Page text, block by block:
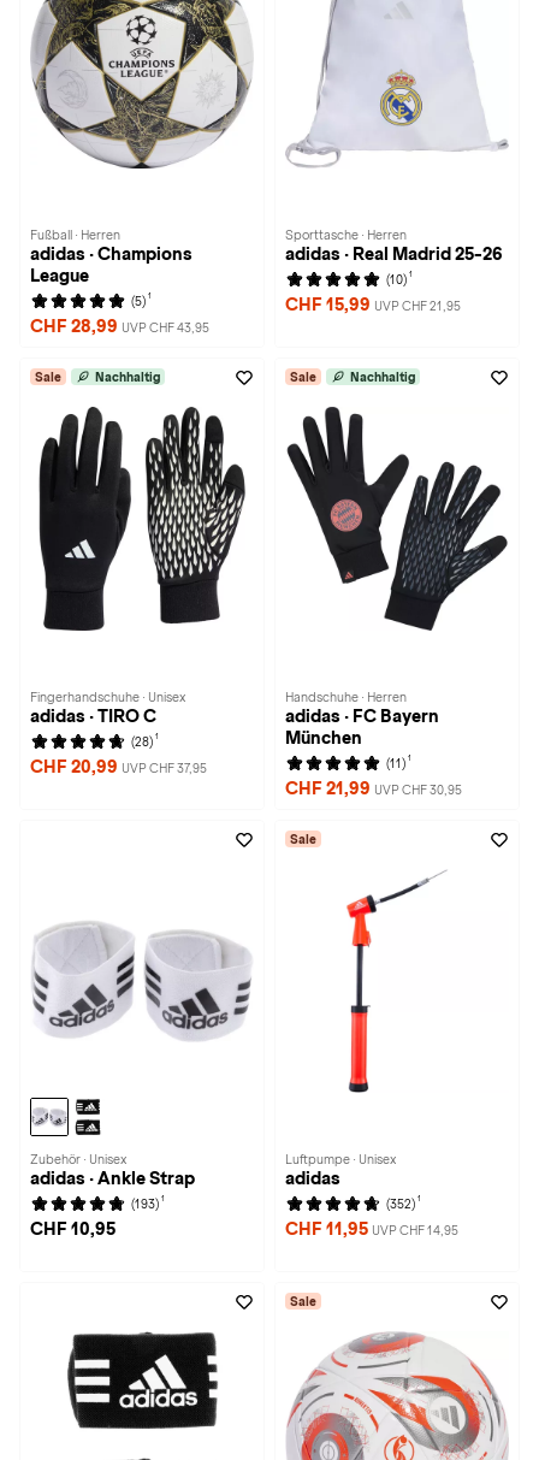
Fußball · Herren
adidas · Champions
League
(5) 1
CHF 28,99 UVP CHF 43,95
Sporttasche · Herren
adidas · Real Madrid 25-26
(10) 1
CHF 15,99 UVP CHF 21,95
Sale Nachhaltig
Fingerhandschuhe · Unisex
adidas · TIRO C
(28) 1
CHF 20,99 UVP CHF 37,95
Sale Nachhaltig
Handschuhe · Herren
adidas · FC Bayern
München
(11) 1
CHF 21,99 UVP CHF 30,95
Zubehör · Unisex
adidas · Ankle Strap
(193) 1
CHF 10,95
Sale
Luftpumpe · Unisex
adidas
(352) 1
CHF 11,95 UVP CHF 14,95
Sale